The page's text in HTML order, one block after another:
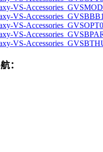
VS-
VS-
VS-
VS-
VS-
：